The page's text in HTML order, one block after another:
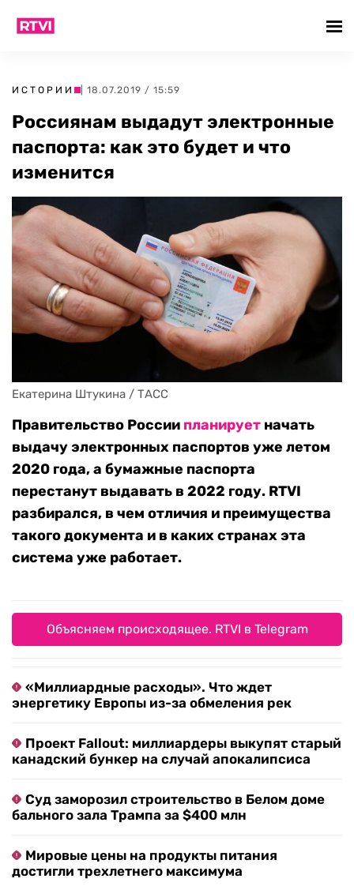
ИСТОРИИ | 18.07.2019 / 15:59
Россиянам выдадут электронные
паспорта: как это будет и что
изменится
Екатерина Штукина / ТАСС
Правительство России планирует начать
выдачу электронных паспортов уже летом
2020 года, а бумажные паспорта
перестанут выдавать в 2022 году. RTVI
разбирался, в чем отличия и преимущества
такого документа и в каких странах эта
система уже работает.
Объясняем происходящее. RTVI в Telegram
«Миллиардные расходы». Что ждет
энергетику Европы из-за обмеления рек
Проект Fallout: миллиардеры выкупят старый
канадский бункер на случай апокалипсиса
Суд заморозил строительство в Белом доме
бального зала Трампа за $400 млн
Мировые цены на продукты питания
достигли трехлетнего максимума